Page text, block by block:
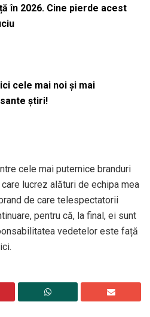
în 2026. Cine pierde acest
cele mai noi și mai
știri!
cele mai puternice branduri
lucrez alături de echipa mea
de care telespectatorii
pentru că, la final, ei sunt
vedetelor este față